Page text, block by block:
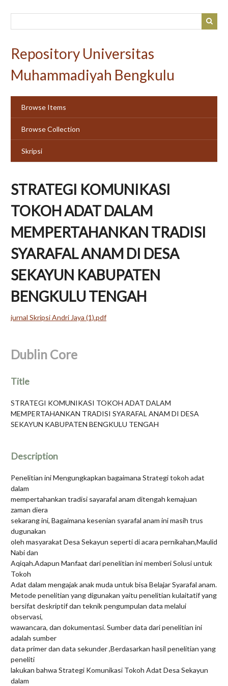
Repository Universitas
Muhammadiyah Bengkulu
Browse Items
Browse Collection
Skripsi
STRATEGI KOMUNIKASI
TOKOH ADAT DALAM
MEMPERTAHANKAN TRADISI
SYARAFAL ANAM DI DESA
SEKAYUN KABUPATEN
BENGKULU TENGAH
jurnal Skripsi Andri Jaya (1).pdf
Dublin Core
Title
STRATEGI KOMUNIKASI TOKOH ADAT DALAM
MEMPERTAHANKAN TRADISI SYARAFAL ANAM DI DESA
SEKAYUN KABUPATEN BENGKULU TENGAH
Description
Penelitian ini Mengungkapkan bagaimana Strategi tokoh adat
dalam
mempertahankan tradisi sayarafal anam ditengah kemajuan
zaman diera
sekarang ini, Bagaimana kesenian syarafal anam ini masih trus
dugunakan
oleh masyarakat Desa Sekayun seperti di acara pernikahan,Maulid
Nabi dan
Aqiqah.Adapun Manfaat dari penelitian ini memberi Solusi untuk
Tokoh
Adat dalam mengajak anak muda untuk bisa Belajar Syarafal anam.
Metode penelitian yang digunakan yaitu penelitian kulaitatif yang
bersifat deskriptif dan teknik pengumpulan data melalui
observasi,
wawancara, dan dokumentasi. Sumber data dari penelitian ini
adalah sumber
data primer dan data sekunder ,Berdasarkan hasil penelitian yang
peneliti
lakukan bahwa Strategi Komunikasi Tokoh Adat Desa Sekayun
dalam